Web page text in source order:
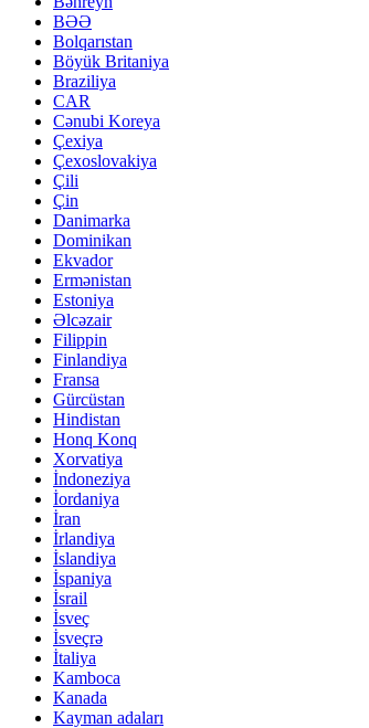
BƏƏ
Bolqarıstan
Böyük Britaniya
Braziliya
CAR
Cənubi Koreya
Çexiya
Çexoslovakiya
Çili
Çin
Danimarka
Dominikan
Ekvador
Ermənistan
Estoniya
Əlcəzair
Filippin
Finlandiya
Fransa
Gürcüstan
Hindistan
Honq Konq
Xorvatiya
İndoneziya
İordaniya
İran
İrlandiya
İslandiya
İspaniya
İsrail
İsveç
İsveçrə
İtaliya
Kamboca
Kanada
Kayman adaları